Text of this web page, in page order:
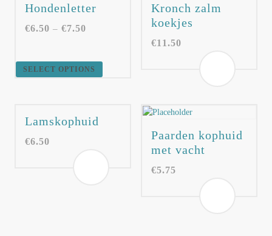
Hondenletter
€6.50 – €7.50
SELECT OPTIONS
Kronch zalm
koekjes
€11.50
Lamskophuid
€6.50
Paarden kophuid
met vacht
€5.75